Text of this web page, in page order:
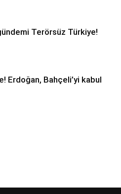
gündemi Terörsüz Türkiye!
Erdoğan, Bahçeli’yi kabul